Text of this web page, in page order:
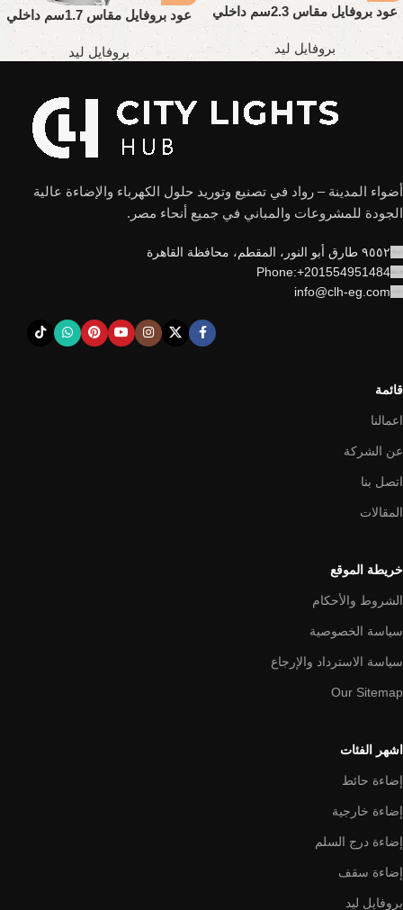
عود بروفايل مقاس 2.3سم داخلي
بروفايل ليد
عود بروفايل مقاس 1.7سم داخلي
تقيل
بروفايل ليد
أضواء المدينة – رواد في تصنيع وتوريد حلول الكهرباء والإضاءة عالية
الجودة للمشروعات والمباني في جميع أنحاء مصر.
٩٥٥٢ طارق أبو النور، المقطم، محافظة القاهرة
Phone:+201554951484
info@clh-eg.com
قائمة
اعمالنا
عن الشركة
اتصل بنا
المقالات
خريطة الموقع
الشروط والأحكام
سياسة الخصوصية
سياسة الاسترداد والإرجاع
Our Sitemap
اشهر الفئات
إضاءة حائط
إضاءة خارجية
إضاءة درج السلم
إضاءة سقف
بروفايل ليد